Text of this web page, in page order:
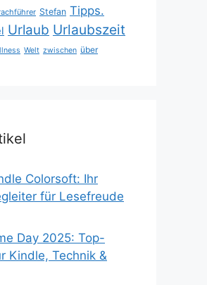
Stefan Tipps.
Urlaub Urlaubszeit
Welt zwischen über
Colorsoft: Ihr
für Lesefreude
Day 2025: Top-
Kindle, Technik &